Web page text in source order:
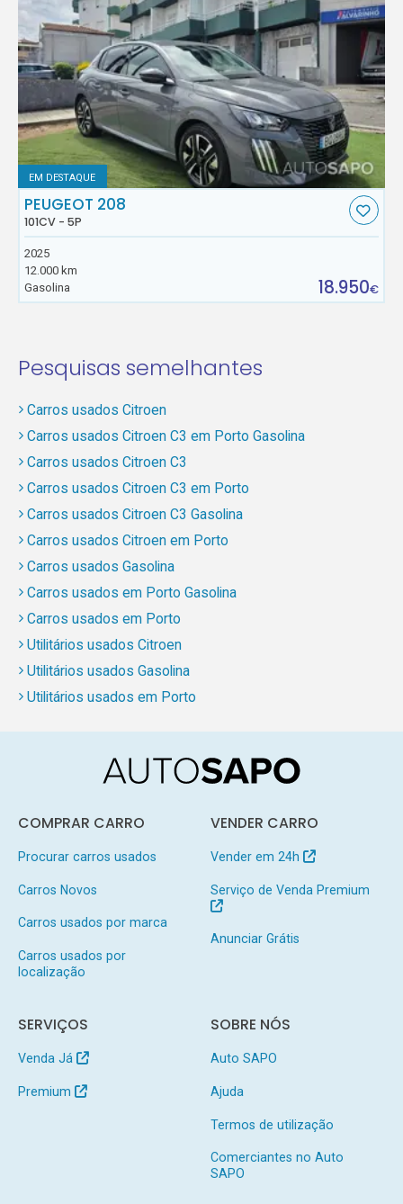
EM DESTAQUE
PEUGEOT 208
101CV - 5P
2025
12.000 km
Gasolina
18.950€
Pesquisas semelhantes
Carros usados Citroen
Carros usados Citroen C3 em Porto Gasolina
Carros usados Citroen C3
Carros usados Citroen C3 em Porto
Carros usados Citroen C3 Gasolina
Carros usados Citroen em Porto
Carros usados Gasolina
Carros usados em Porto Gasolina
Carros usados em Porto
Utilitários usados Citroen
Utilitários usados Gasolina
Utilitários usados em Porto
COMPRAR CARRO
Procurar carros usados
Carros Novos
Carros usados por marca
Carros usados por
localização
VENDER CARRO
Vender em 24h
Serviço de Venda Premium
Anunciar Grátis
SERVIÇOS
Venda Já
Premium
SOBRE NÓS
Auto SAPO
Ajuda
Termos de utilização
Comerciantes no Auto
SAPO